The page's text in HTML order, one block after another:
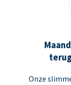
Onze